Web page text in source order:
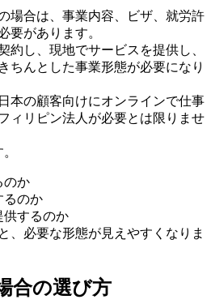
場合は、事業内容、ビザ、就労許
要があります。
約し、現地でサービスを提供し、
ちんとした事業形態が必要になり
本の顧客向けにオンラインで仕事
ィリピン法人が必要とは限りませ
のか
るのか
供するのか
、必要な形態が見えやすくなりま
合の選び方